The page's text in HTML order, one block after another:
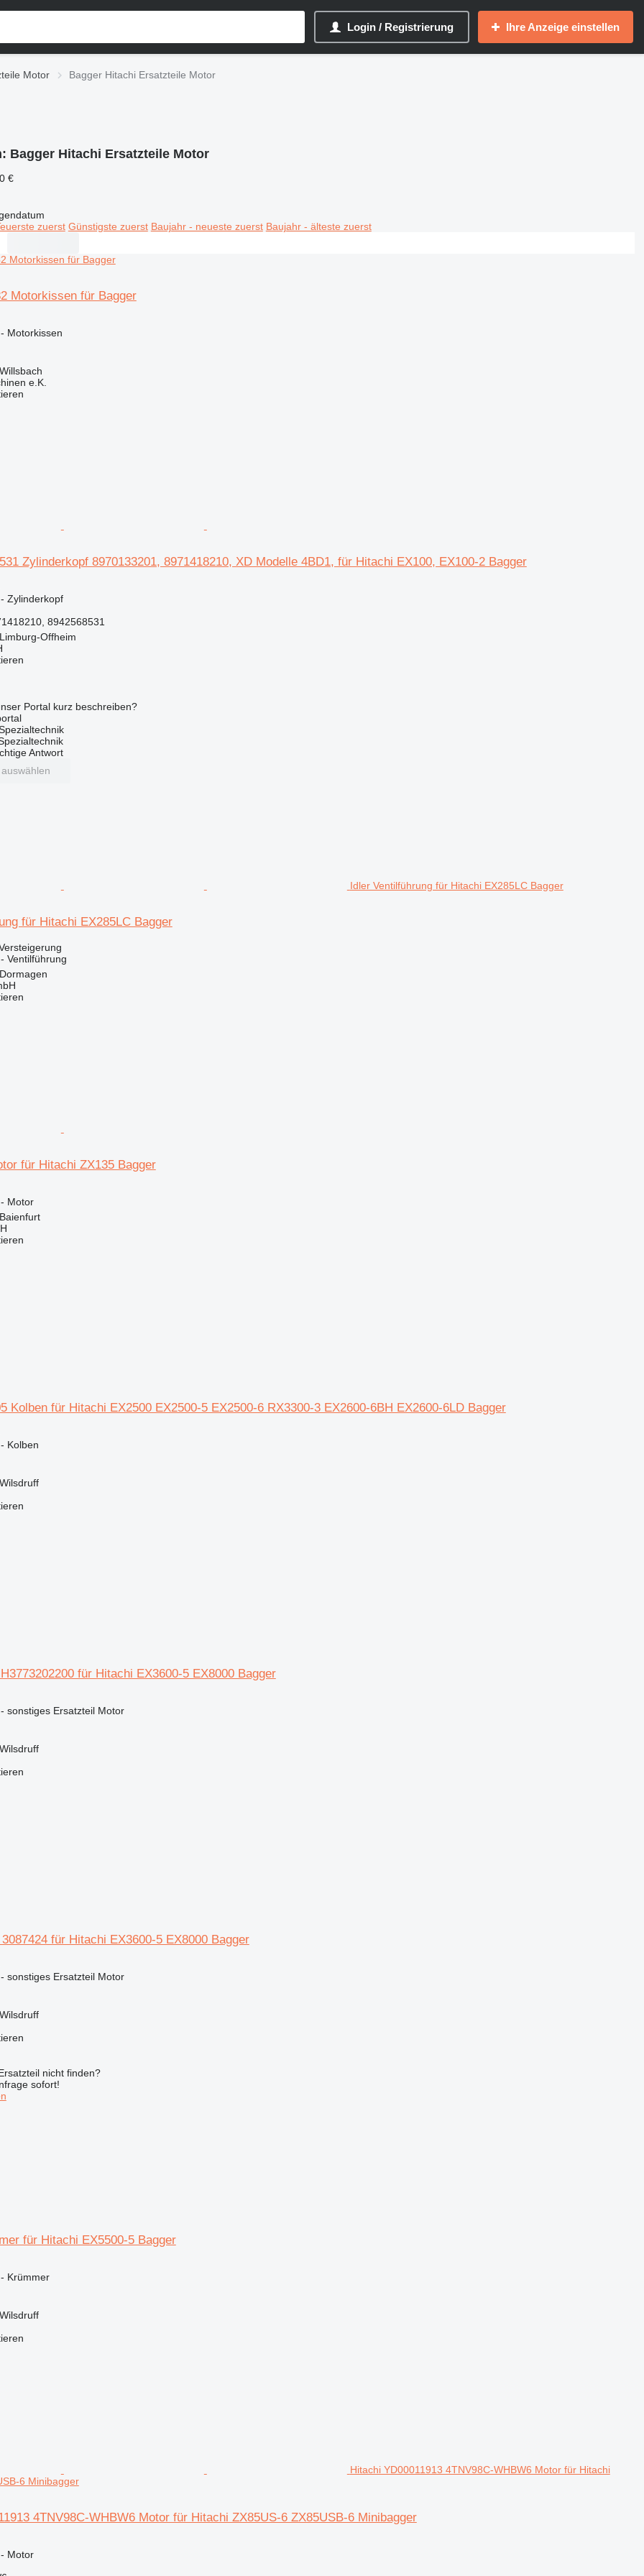
Login / Registrierung Ihre Anzeige einstellen
Motor Bagger Hitachi Ersatzteile Motor
Bagger Hitachi Ersatzteile Motor
€
zuerst Günstigste zuerst Baujahr - neueste zuerst Baujahr - älteste zuerst
Motorkissen für Bagger
Motorkissen
e.K.
Zylinderkopf 8970133201, 8971418210, XD Modelle 4BD1, für Hitachi EX100, EX100-2 Bagger
Zylinderkopf
8942568531
Offheim
Portal kurz beschreiben?
Antwort
Idler Ventilführung für Hitachi EX285LC Bagger
für Hitachi EX285LC Bagger
Ventilführung
für Hitachi ZX135 Bagger
Motor
Kolben für Hitachi EX2500 EX2500-5 EX2500-6 RX3300-3 EX2600-6BH EX2600-6LD Bagger
Kolben
für Hitachi EX3600-5 EX8000 Bagger
sonstiges Ersatzteil Motor
für Hitachi EX3600-5 EX8000 Bagger
sonstiges Ersatzteil Motor
nicht finden?
sofort!
für Hitachi EX5500-5 Bagger
Krümmer
Hitachi YD00011913 4TNV98C-WHBW6 Motor für Hitachi
6 Minibagger
4TNV98C-WHBW6 Motor für Hitachi ZX85US-6 ZX85USB-6 Minibagger
Motor